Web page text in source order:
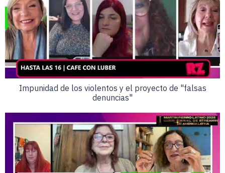
Impunidad de los violentos y el proyecto de "falsas
denuncias"